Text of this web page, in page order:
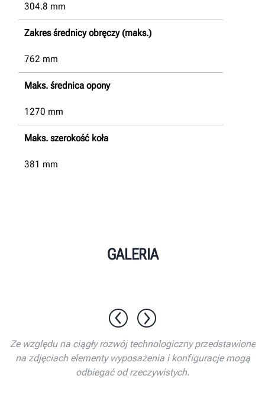
304.8 mm
Zakres średnicy obręczy (maks.)
762 mm
Maks. średnica opony
1270 mm
Maks. szerokość koła
381 mm
GALERIA
Ze względu na ciągły rozwój technologiczny przedstawione
na zdjęciach elementy wyposażenia i konfiguracje mogą
odbiegać od rzeczywistych.